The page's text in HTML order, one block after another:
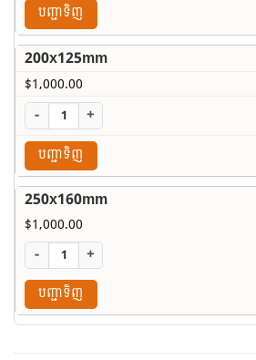
បញ្ជាទិញ
200x125mm
$1,000.00
- +
បញ្ជាទិញ
250x160mm
$1,000.00
- +
បញ្ជាទិញ